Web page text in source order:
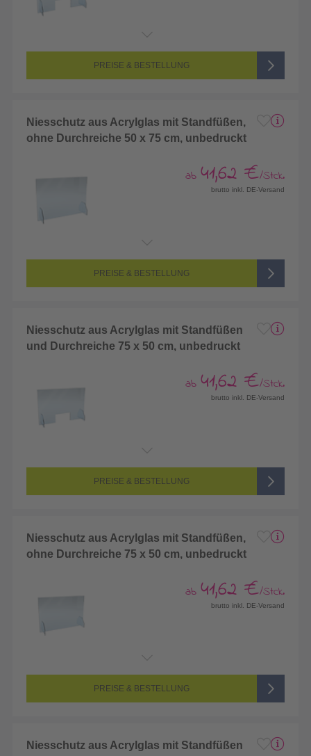
PREISE & BESTELLUNG
Niesschutz aus Acrylglas mit Standfüßen,
ohne Durchreiche 50 x 75 cm, unbedruckt
ab 41,62 €/Stck.
brutto inkl. DE-Versand
PREISE & BESTELLUNG
Niesschutz aus Acrylglas mit Standfüßen
und Durchreiche 75 x 50 cm, unbedruckt
ab 41,62 €/Stck.
brutto inkl. DE-Versand
PREISE & BESTELLUNG
Niesschutz aus Acrylglas mit Standfüßen,
ohne Durchreiche 75 x 50 cm, unbedruckt
ab 41,62 €/Stck.
brutto inkl. DE-Versand
PREISE & BESTELLUNG
Niesschutz aus Acrylglas mit Standfüßen